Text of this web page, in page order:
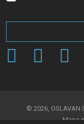
osobných
Formulár
© 2026, OSLAVAN
Mapa